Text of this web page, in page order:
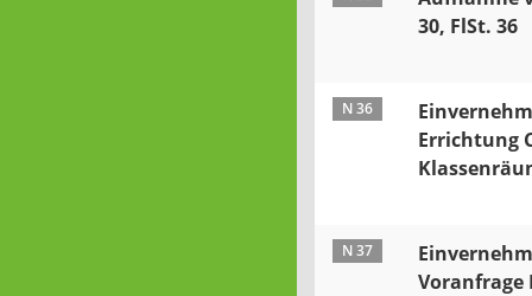
30, FlSt. 36
N 36
Errichtung
N 37
Voranfrage